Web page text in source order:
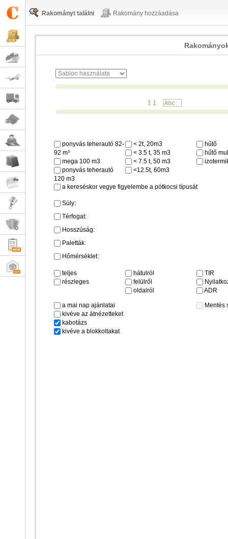
Rakományt találni Rakomány hozzáadása
ponyvás teherautó 82-
92 m³
mega 100 m3
ponyvás teherautó
120 m3
< 2t, 20m3
< 3.5 t, 35 m3
< 7.5 t, 50 m3
<12.5t, 60m3
hűtő
hűtő
a kereséskor vegye figyelembe a pótkocsi típusát
Súly:
Térfogat:
Hosszúság:
Paletták:
Hőmérséklet:
teljes
részleges
hátulról
felülről
oldalról
TIR
ADR
a mai nap ajánlatai
kivéve az átnézetteket
kabotázs
kivéve a blokkoltakat
Mentés